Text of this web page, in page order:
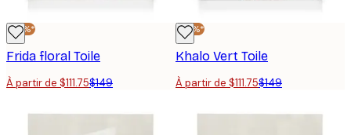
-25%*
Frida floral Toile
À partir de $111.75$149
-25%*
Khalo Vert Toile
À partir de $111.75$149